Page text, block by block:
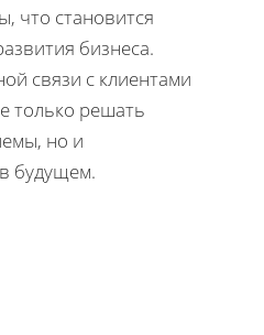
что становится
бизнеса.
связи с клиентами
только решать
но и
будущем.